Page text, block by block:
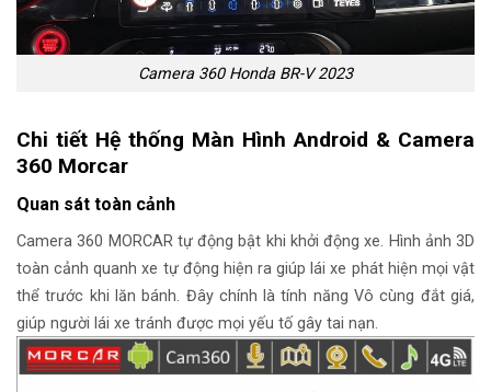
Camera 360 Honda BR-V 2023
Chi tiết Hệ thống Màn Hình Android & Camera
360 Morcar
Quan sát toàn cảnh
Camera 360 MORCAR tự động bật khi khởi động xe. Hình ảnh 3D
toàn cảnh quanh xe tự động hiện ra giúp lái xe phát hiện mọi vật
thể trước khi lăn bánh. Đây chính là tính năng Vô cùng đắt giá,
giúp người lái xe tránh được mọi yếu tố gây tai nạn.